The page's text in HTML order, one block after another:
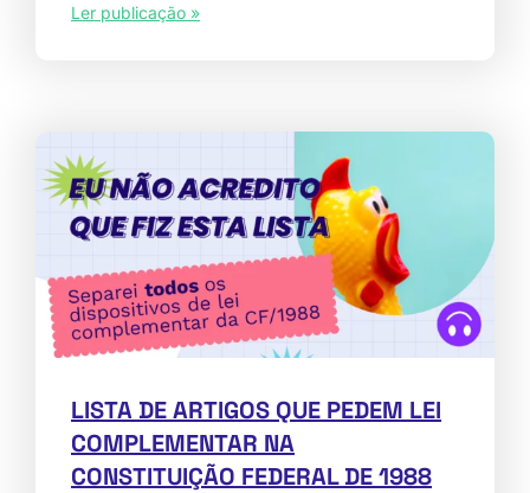
Ler publicação »
LISTA DE ARTIGOS QUE PEDEM LEI
COMPLEMENTAR NA
CONSTITUIÇÃO FEDERAL DE 1988